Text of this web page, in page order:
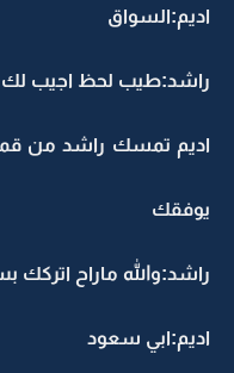
اديم:السواق
راشد:طيب لحظ اجيب لك
اديم تمسك راشد من
يوفقك
راشد:والله ماراح اتركك
اديم:ابي سعود